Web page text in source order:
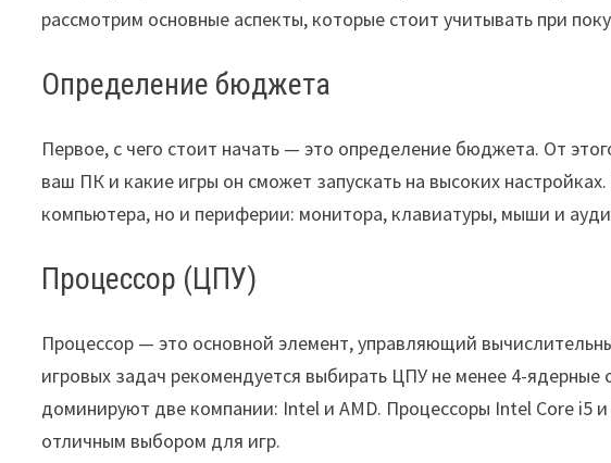
рассмотрим основные аспекты, которые стоит учитывать при
Определение бюджета
Первое, с чего стоит начать — это определение бюджета. От
ваш ПК и какие игры он сможет запускать на высоких
компьютера, но и периферии: монитора, клавиатуры, мыши и
Процессор (ЦПУ)
Процессор — это основной элемент, управляющий
игровых задач рекомендуется выбирать ЦПУ не менее 4-ядерные
доминируют две компании: Intel и AMD. Процессоры Intel Core i5 и
отличным выбором для игр.